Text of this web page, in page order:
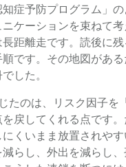
知症予防プログラム」
ケーションを束ねて
距離走です。読後に
です。その地図があ
した。
たのは、リスク因子を
戻してくれる点です
くいまま放置されや
らし、外出を減らし